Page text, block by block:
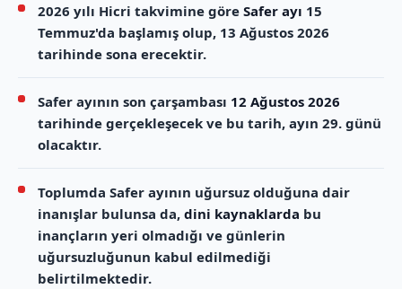
2026 yılı Hicri takvimine göre Safer ayı 15
Temmuz'da başlamış olup, 13 Ağustos 2026
tarihinde sona erecektir.
Safer ayının son çarşambası 12 Ağustos 2026
tarihinde gerçekleşecek ve bu tarih, ayın 29. günü
olacaktır.
Toplumda Safer ayının uğursuz olduğuna dair
inanışlar bulunsa da, dini kaynaklarda bu
inançların yeri olmadığı ve günlerin
uğursuzluğunun kabul edilmediği
belirtilmektedir.